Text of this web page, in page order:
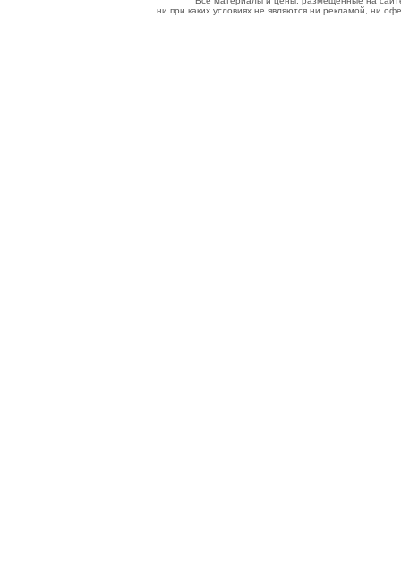
ни при каких условиях не являются ни рекламой, ни